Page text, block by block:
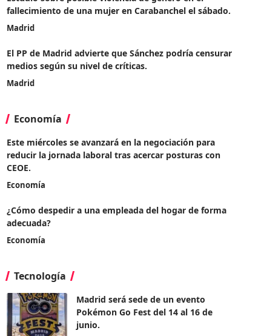
fallecimiento de una mujer en Carabanchel el sábado.
Madrid
El PP de Madrid advierte que Sánchez podría censurar
medios según su nivel de críticas.
Madrid
Economía
Este miércoles se avanzará en la negociación para
reducir la jornada laboral tras acercar posturas con
CEOE.
Economía
¿Cómo despedir a una empleada del hogar de forma
adecuada?
Economía
Tecnología
Madrid será sede de un evento
Pokémon Go Fest del 14 al 16 de
junio.